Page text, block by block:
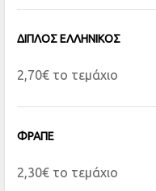
ΔΙΠΛΟΣ ΕΛΛΗΝΙΚΟΣ
2,70€ το τεμάχιο
ΦΡΑΠΕ
2,30€ το τεμάχιο